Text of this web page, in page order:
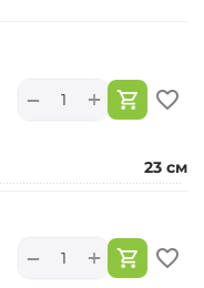
+
−
23 см
+
−